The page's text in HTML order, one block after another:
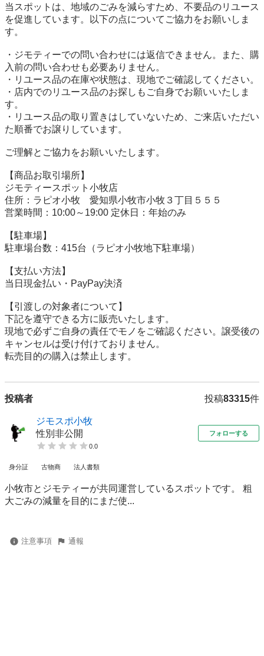
当スポットは、地域のごみを減らすため、不要品のリユース
を促進しています。以下の点についてご協力をお願いしま
す。
・ジモティーでの問い合わせには返信できません。また、購
入前の問い合わせも必要ありません。
・リユース品の在庫や状態は、現地でご確認してください。
・店内でのリユース品のお探しもご自身でお願いいたしま
す。
・リユース品の取り置きはしていないため、ご来店いただい
た順番でお譲りしています。
ご理解とご協力をお願いいたします。
【商品お取引場所】
ジモティースポット小牧店
住所：ラピオ小牧　愛知県小牧市小牧３丁目５５５
営業時間：10:00～19:00 定休日：年始のみ
【駐⾞場】
駐車場台数：415台（ラピオ小牧地下駐車場）
【⽀払い⽅法】
当日現金払い・PayPay決済
【引渡しの対象者について】
下記を遵守できる⽅に販売いたします。
現地で必ずご⾃⾝の責任でモノをご確認ください。譲受後の
キャンセルは受け付けておりません。
転売⽬的の購⼊は禁⽌します。
投稿者 投稿83315件
ジモスポ小牧
性別非公開
0.0
フォローする
身分証 古物商 法人書類
小牧市とジモティーが共同運営しているスポットです。 粗
⼤ごみの減量を⽬的にまだ使...
注意事項 通報